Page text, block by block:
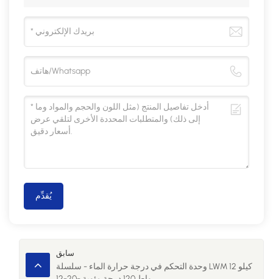
يُقدِّم
سابق
وحدة التحكم في درجة حرارة الماء - سلسلة LWM 12 كيلو